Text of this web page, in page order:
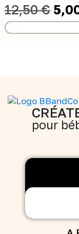
12,50€ Le
prix
pour